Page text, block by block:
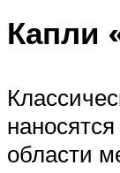
Капли
области